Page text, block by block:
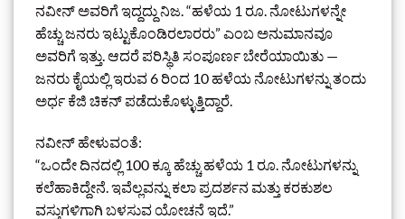
ನವೀನ್ ಅವರಿಗೆ ಇದ್ದದ್ದು ನಿಜ. “ಹಳೆಯ 1 ರೂ. ನೋಟುಗಳನ್ನೇ
ಹೆಚ್ಚು ಜನರು ಇಟ್ಟುಕೊಂಡಿರಲಾರರು” ಎಂಬ ಅನುಮಾನವೂ
ಅವರಿಗೆ ಇತ್ತು. ಆದರೆ ಪರಿಸ್ಥಿತಿ ಸಂಪೂರ್ಣ ಬೇರೆಯಾಯಿತು —
ಜನರು ಕೈಯಲ್ಲಿ ಇರುವ 6 ರಿಂದ 10 ಹಳೆಯ ನೋಟುಗಳನ್ನು ತಂದು
ಅರ್ಧ ಕೆಜಿ ಚಿಕನ್ ಪಡೆದುಕೊಳ್ಳುತ್ತಿದ್ದಾರೆ.
ನವೀನ್ ಹೇಳುವಂತೆ:
“ಒಂದೇ ದಿನದಲ್ಲಿ 100 ಕ್ಕೂ ಹೆಚ್ಚು ಹಳೆಯ 1 ರೂ. ನೋಟುಗಳನ್ನು
ಕಲೆಹಾಕಿದ್ದೇನೆ. ಇವೆಲ್ಲವನ್ನು ಕಲಾ ಪ್ರದರ್ಶನ ಮತ್ತು ಕರಕುಶಲ
ವಸ್ತುಗಳಿಗಾಗಿ ಬಳಸುವ ಯೋಚನೆ ಇದೆ.”